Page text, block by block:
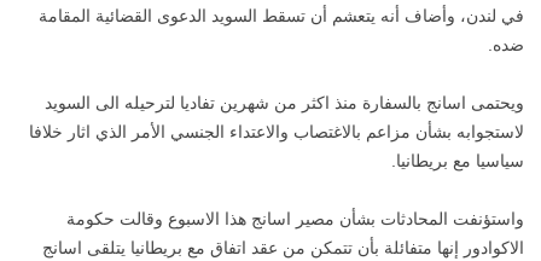
في لندن، وأضاف أنه يتعشم أن تسقط السويد الدعوى القضائية المقامة
ضده.
ويحتمى اسانج بالسفارة منذ اكثر من شهرين تفاديا لترحيله الى السويد
لاستجوابه بشأن مزاعم بالاغتصاب والاعتداء الجنسي الأمر الذي اثار خلافا
سياسيا مع بريطانيا.
واستؤنفت المحادثات بشأن مصير اسانج هذا الاسبوع وقالت حكومة
الاكوادور إنها متفائلة بأن تتمكن من عقد اتفاق مع بريطانيا يتلقى اسانج